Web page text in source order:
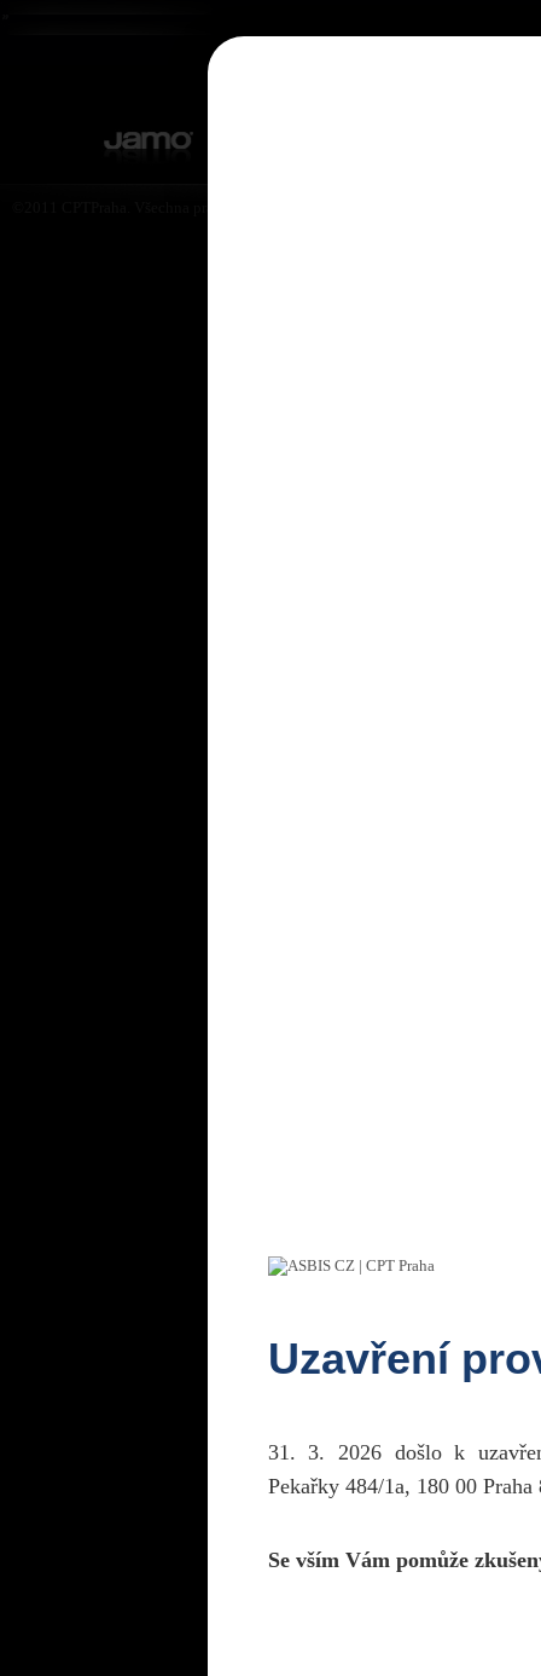
Uzavření
31. 3. 2026 došlo k
Pekařky 484/1a, 180 00 Praha
Se vším Vám pomůže